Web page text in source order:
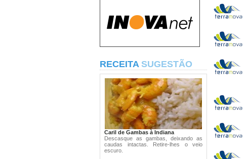
RECEITA SUGESTÃO
Caril de Gambas à Indiana
Descasque as gambas, deixando as
caudas intactas. Retire-lhes o veio
escuro.